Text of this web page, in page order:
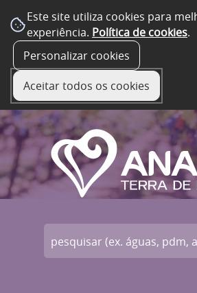
Este site utiliza cookies para
experiência. Política de cookies.
Personalizar cookies
Aceitar todos os cookies